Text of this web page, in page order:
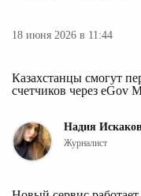
18 июня 2026 в 11:44
Казахстанцы смогут
счетчиков через eGov
Надия
Журналист